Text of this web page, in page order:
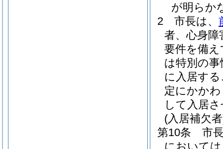
が明らか
2
市長は、
者、心身
要件を備
は特別の
に入居す
定にかか
して入居
(入居補欠
第10条
市
において